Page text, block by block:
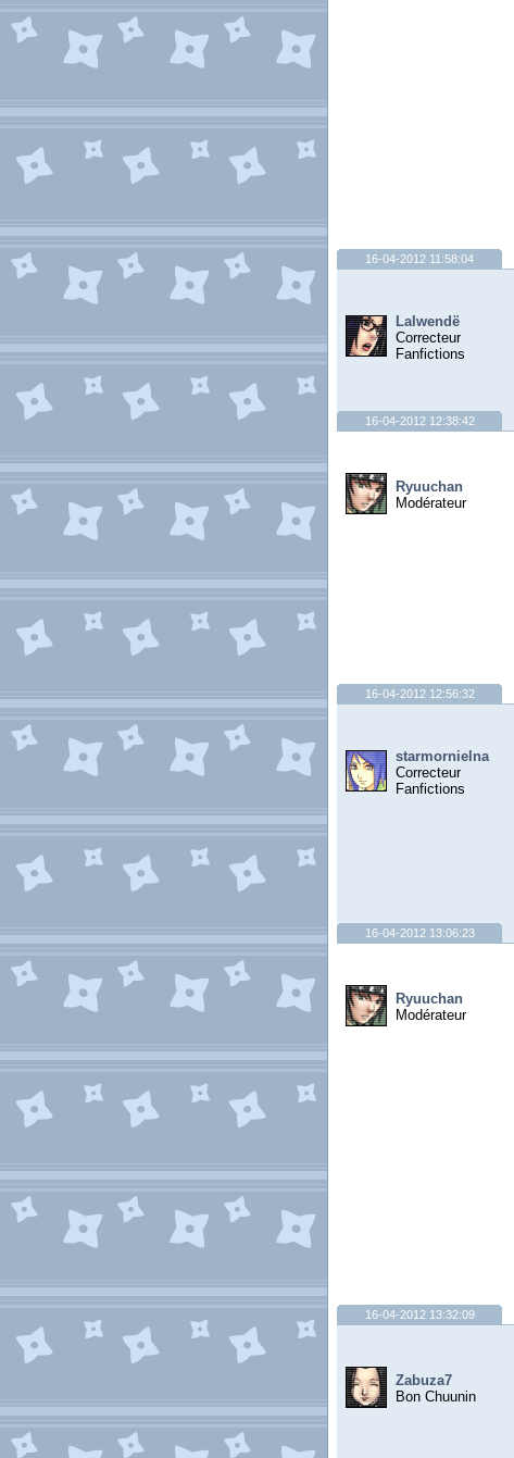
16-04-2012 11:58:04
Lalwendë
Correcteur
Fanfictions
16-04-2012 12:38:42
Ryuuchan
Modérateur
16-04-2012 12:56:32
starmornielna
Correcteur
Fanfictions
16-04-2012 13:06:23
Ryuuchan
Modérateur
16-04-2012 13:32:09
Zabuza7
Bon Chuunin